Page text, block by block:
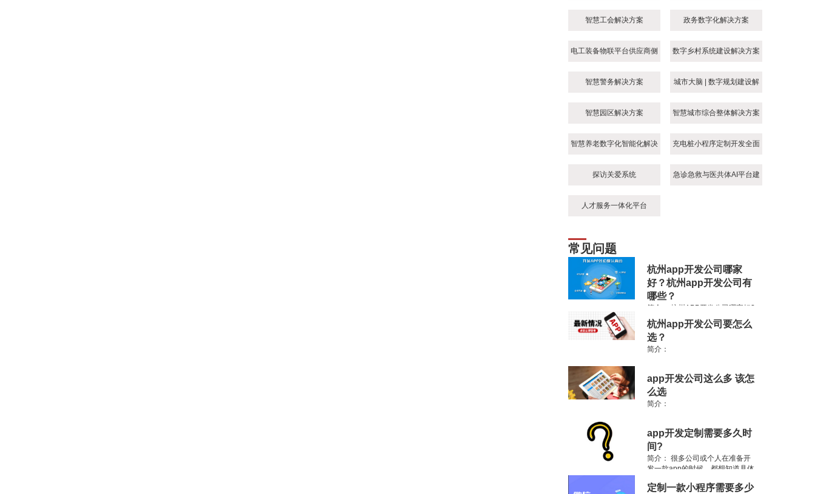
智慧工会解决方案 政务数字化解决方案
电工装备物联平台供应商侧 数字乡村系统建设解决方案
智慧警务解决方案 城市大脑 | 数字规划建设解
智慧园区解决方案
智慧城市综合整体解决方案
智慧养老数字化智能化解决 充电桩小程序定制开发全面
探访关爱系统
急诊急救与医共体AI平台建
人才服务一体化平台
常见问题
杭州app开发公司哪家
好？杭州app开发公司有
哪些？
简介：
杭州APP开发公司哪家好?
杭州APP外包公司有哪些，杭州软
件公司排名如何?以往想要在杭州
开发手机APP软件不得不有这些疑
惑.
杭州app开发公司要怎么
选？
简介：
app开发公司这么多 该怎
么选
简介：
app开发定制需要多久时
间?
简介： 很多公司或个人在准备开
发一款app的时候，都想知道具体
一个统一的答案，就像是装修一个
定制一款小程序需要多少